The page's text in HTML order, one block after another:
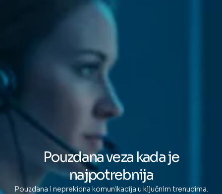
Pouzdana veza kada je
najpotrebnija
Pouzdana i neprekidna komunikacija u ključnim trenucima.